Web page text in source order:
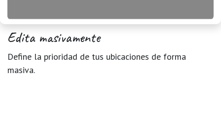
Edita masivamente
Define la prioridad de tus ubicaciones de forma
masiva.